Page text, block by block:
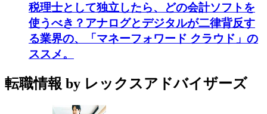
税理士として独立したら、どの会計ソフトを
使うべき？アナログとデジタルが二律背反す
る業界の、「マネーフォワード クラウド」の
ススメ。
転職情報 by レックスアドバイザーズ